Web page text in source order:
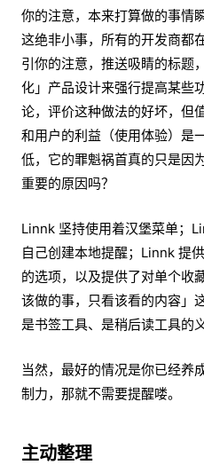
你的注意，本来打算做的事情
这绝非小事，所有的开发商都
引你的注意，推送吸睛的标题
化」产品设计来强行提高某些
论，评价这种做法的好坏，但
和用户的利益（使用体验）是
低，它的罪魁祸首真的只是因
重要的原因吗？
Linnk 坚持使用着汉堡菜单；
自己创建本地提醒；Linnk 提
的选项，以及提供了对单个收
该做的事，只看该看的内容」
是书签工具、是稍后读工具的义
当然，最好的情况是你已经养
制力，那就不需要提醒喽。
主动整理